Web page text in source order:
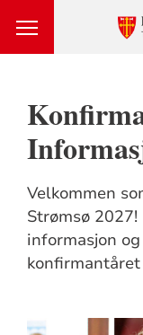
Velkommen
Strømsø
informasjon